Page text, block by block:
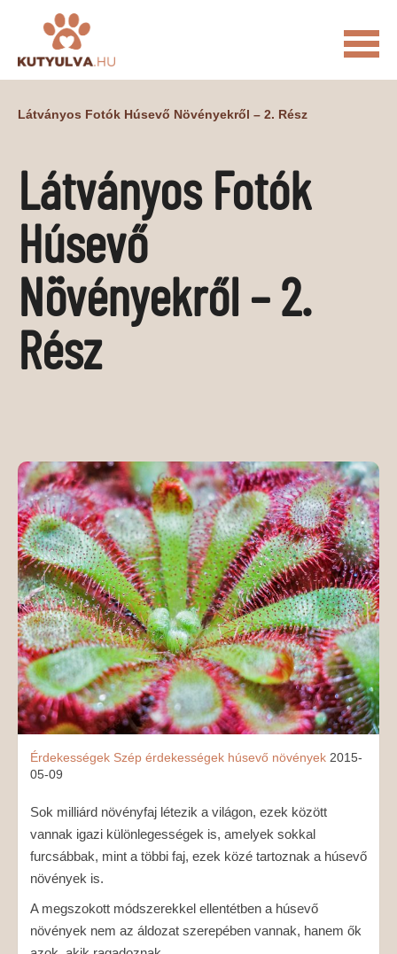
KUTYULVA – HÍREK
CUKI ÉLETKÉPEK NÖVÉNYEK
ÁLLATI
ÁLLATI ELEDELEK ÁLLATI FELSZERELÉSEK
ÁLLATI SZOLGÁLTATÁSOK
PR CIKKEK
Látványos Fotók Húsevő Növényekről – 2. Rész
Látványos Fotók
Húsevő
Növényekről – 2.
Rész
Érdekességek Szép érdekességek húsevő növények 2015-
05-09
Sok milliárd növényfaj létezik a világon, ezek között
vannak igazi különlegességek is, amelyek sokkal
furcsábbak, mint a többi faj, ezek közé tartoznak a húsevő
növények is.
A megszokott módszerekkel ellentétben a húsevő
növények nem az áldozat szerepében vannak, hanem ők